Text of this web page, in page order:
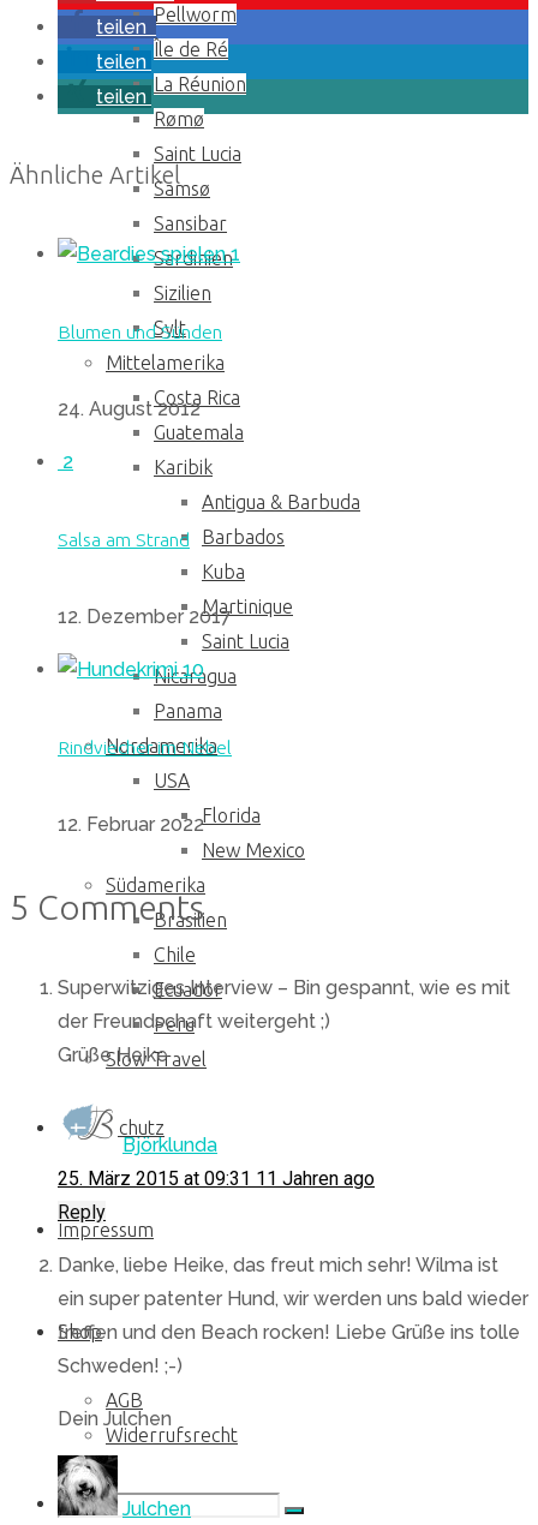
Pellworm
Île de Ré
La Réunion
Rømø
Saint Lucia
Samsø
Sansibar
Sardinien
Sizilien
Sylt
Mittelamerika
Costa Rica
Guatemala
Karibik
Antigua & Barbuda
Barbados
Kuba
Martinique
Saint Lucia
Nicaragua
Panama
Nordamerika
USA
Florida
New Mexico
Südamerika
Brasilien
Chile
Ecuador
Peru
Slow Travel
Datenschutz
Impressum
Shop
AGB
Widerrufsrecht
Search
Search
Search
teilen
teilen
teilen
Ähnliche Artikel
1
Blumen und Sünden
24. August 2012
2
Salsa am Strand
12. Dezember 2017
10
Rindviecher im Nebel
12. Februar 2022
5 Comments
Superwitziges Interview – Bin gespannt, wie es mit
der Freundschaft weitergeht ;)
Grüße Heike
Björklunda
25. März 2015 at 09:31 11 Jahren ago
Reply
Danke, liebe Heike, das freut mich sehr! Wilma ist
ein super patenter Hund, wir werden uns bald wieder
treffen und den Beach rocken! Liebe Grüße ins tolle
Schweden! ;-)
Dein Julchen
Julchen